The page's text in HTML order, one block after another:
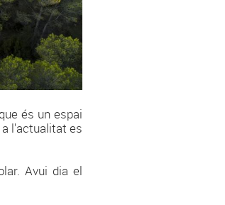
és un espai
l'actualitat es
Avui dia el